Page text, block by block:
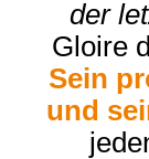
der
Gloire
Sein
und